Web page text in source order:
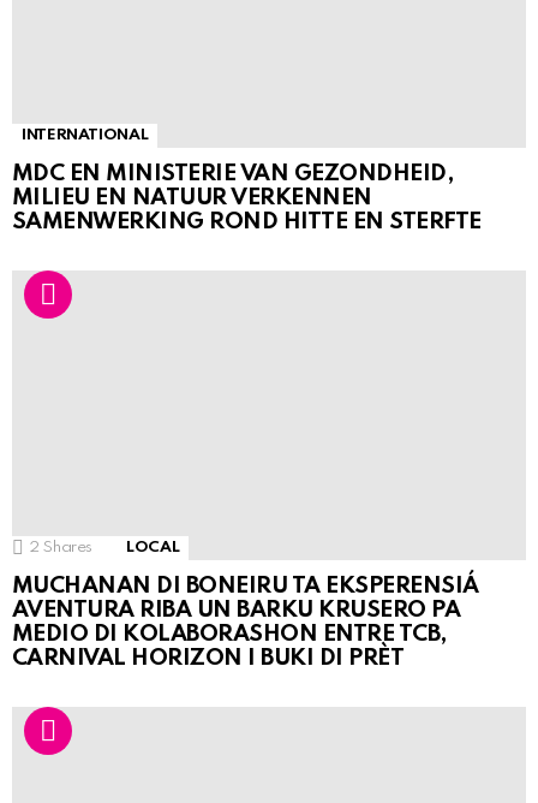
INTERNATIONAL
MDC EN MINISTERIE VAN GEZONDHEID,
MILIEU EN NATUUR VERKENNEN
SAMENWERKING ROND HITTE EN STERFTE
2 Shares LOCAL
MUCHANAN DI BONEIRU TA EKSPERENSIÁ
AVENTURA RIBA UN BARKU KRUSERO PA
MEDIO DI KOLABORASHON ENTRE TCB,
CARNIVAL HORIZON I BUKI DI PRÈT